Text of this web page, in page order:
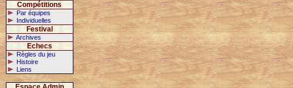
Compétitions
Par équipes
Individuelles
Festival
Archives
Echecs
Règles du jeu
Histoire
Liens